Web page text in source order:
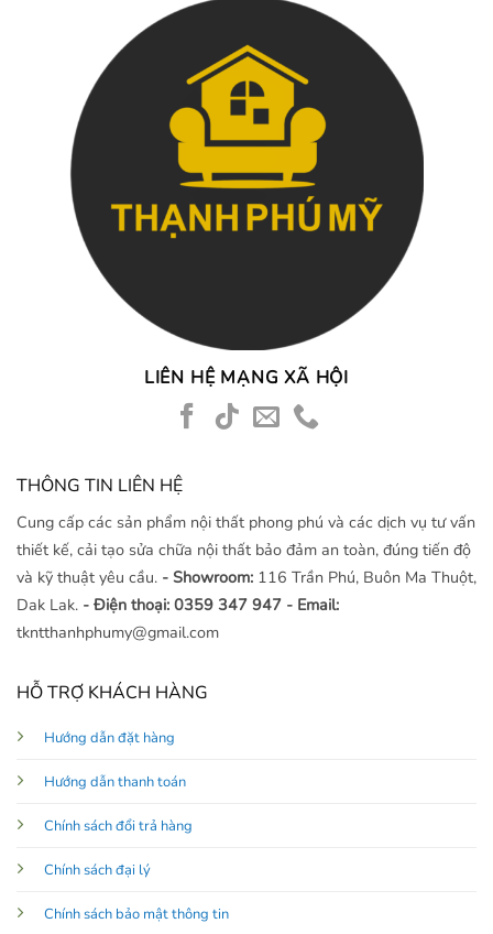
LIÊN HỆ MẠNG XÃ HỘI
THÔNG TIN LIÊN HỆ
Cung cấp các sản phẩm nội thất phong phú và các dịch vụ tư vấn
thiết kế, cải tạo sửa chữa nội thất bảo đảm an toàn, đúng tiến độ
và kỹ thuật yêu cầu. - Showroom: 116 Trần Phú, Buôn Ma Thuột,
Dak Lak. - Điện thoại: 0359 347 947 - Email:
tkntthanhphumy@gmail.com
HỖ TRỢ KHÁCH HÀNG
Hướng dẫn đặt hàng
Hướng dẫn thanh toán
Chính sách đổi trả hàng
Chính sách đại lý
Chính sách bảo mật thông tin